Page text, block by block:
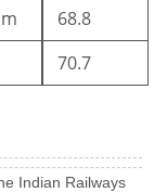
68.8
70.7
Indian Railways